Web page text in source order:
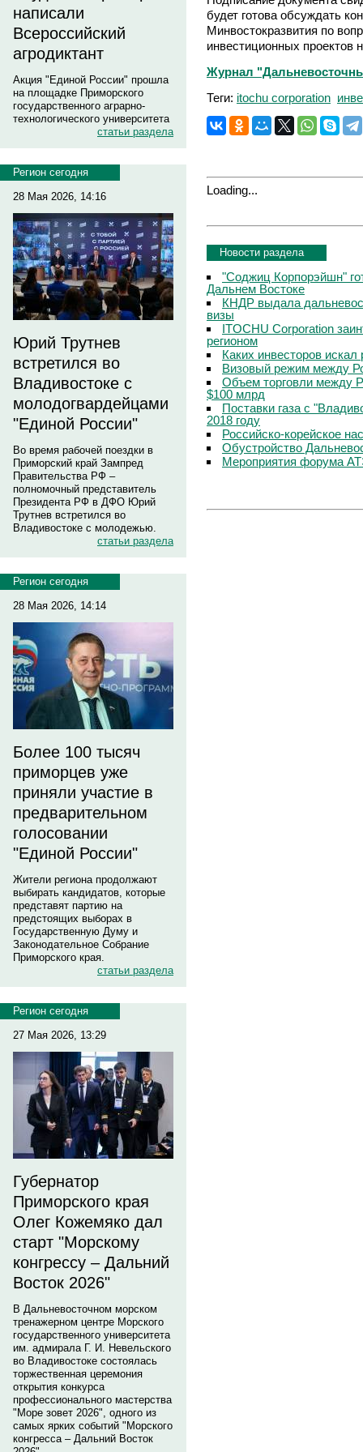
написали
Всероссийский
агродиктант
Акция "Единой России" прошла
на площадке Приморского
государственного аграрно-
технологического университета
статьи раздела
Регион сегодня
28 Мая 2026, 14:16
Юрий Трутнев
встретился во
Владивостоке с
молодогвардейцами
"Единой России"
Во время рабочей поездки в
Приморский край Зампред
Правительства РФ –
полномочный представитель
Президента РФ в ДФО Юрий
Трутнев встретился во
Владивостоке с молодежью.
статьи раздела
Регион сегодня
28 Мая 2026, 14:14
Более 100 тысяч
приморцев уже
приняли участие в
предварительном
голосовании
"Единой России"
Жители региона продолжают
выбирать кандидатов, которые
представят партию на
предстоящих выборах в
Государственную Думу и
Законодательное Собрание
Приморского края.
статьи раздела
Регион сегодня
27 Мая 2026, 13:29
Губернатор
Приморского края
Олег Кожемяко дал
старт "Морскому
конгрессу – Дальний
Восток 2026"
В Дальневосточном морском
тренажерном центре Морского
государственного университета
им. адмирала Г. И. Невельского
во Владивостоке состоялась
торжественная церемония
открытия конкурса
профессионального мастерства
"Море зовет 2026", одного из
самых ярких событий "Морского
конгресса – Дальний Восток
будет готова обсуждать
Минвостокразвития по
инвестиционных проектов
Журнал
Теги: itochu corporation
Loading...
Новости раздела
"Соджиц Корпорэйшн"
Дальнем Востоке
КНДР выдала
визы
ITOCHU Corporation
регионом
Каких инвесторов искал
Визовый режим между
Объем торговли между
$100 млрд
Поставки газа с
2018 году
Российско-корейское
Обустройство
Мероприятия форума